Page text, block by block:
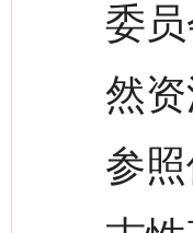
委
然
参